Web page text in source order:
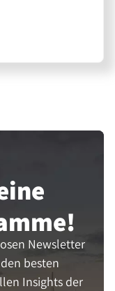
Newsletter
besten
Insights der